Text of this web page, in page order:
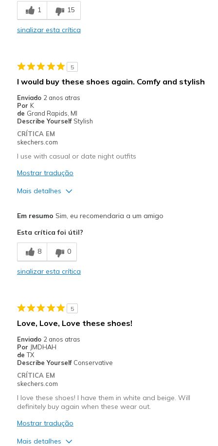
Melhores utilizações
Casual Wear
1 15
sinalizar esta crítica
5
I would buy these shoes again. Comfy and stylish
Enviado 2 anos atras
Por K
de Grand Rapids, MI
Describe Yourself Stylish
CRÍTICA EM
skechers.com
I use with casual or date night outfits
Mostrar tradução
Mais detalhes
Comfortable
Stylish
Going Out
Width
Sizing
View On Shoes
I'm Into Shoes
Em resumo Sim, eu recomendaria a um amigo
Esta crítica foi útil?
8 0
sinalizar esta crítica
5
Love, Love, Love these shoes!
Enviado 2 anos atras
Por JMDHAH
de TX
Describe Yourself Conservative
CRÍTICA EM
skechers.com
I love these shoes! I have them in white and beige. Will
definitely buy again when these wear out.
Mostrar tradução
Mais detalhes